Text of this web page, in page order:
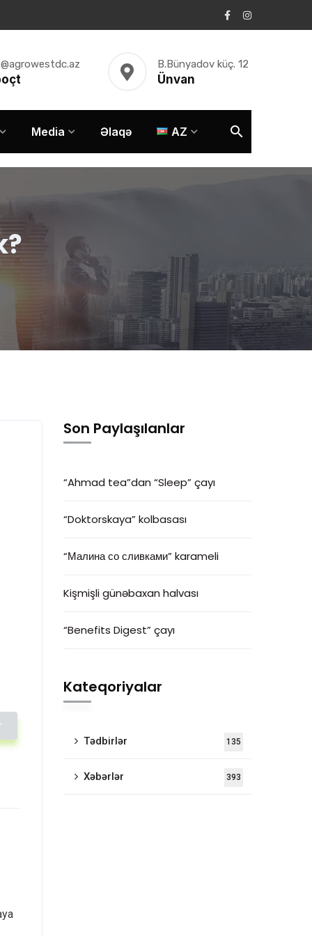
Ünvan
B.Bünyadov küç. 12
Media Əlaqə AZ
Son Paylaşılanlar
“Ahmad tea”dan “Sleep” çayı
“Doktorskaya” kolbasası
“Малина со сливками” karameli
Kişmişli günəbaxan halvası
“Benefits Digest” çayı
Kateqoriyalar
Tədbirlər 135
Xəbərlər 393